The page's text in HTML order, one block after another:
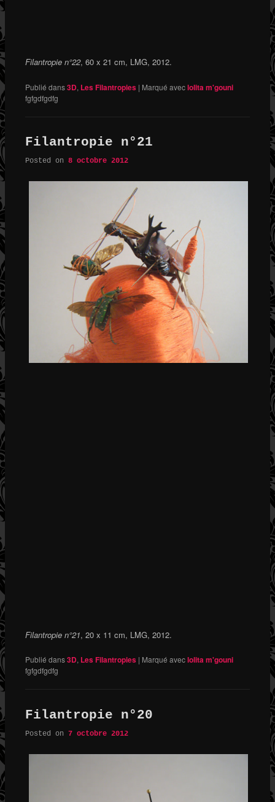
Filantropie n°22, 60 x 21 cm, LMG, 2012.
Publié dans3D, Les Filantropies | Marqué aveclolita m'gouni
fgfgdfgdfg
Filantropie n°21
Posted on 8 octobre 2012
Filantropie n°21, 20 x 11 cm, LMG, 2012.
Publié dans3D, Les Filantropies | Marqué aveclolita m'gouni
fgfgdfgdfg
Filantropie n°20
Posted on 7 octobre 2012